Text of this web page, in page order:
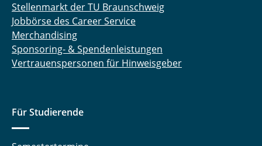
Stellenmarkt der TU Braunschweig
Jobbörse des Career Service
Merchandising
Sponsoring- & Spendenleistungen
Vertrauenspersonen für Hinweisgeber
Für Studierende